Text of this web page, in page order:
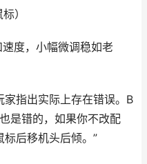
）
度，小幅微调稳如老
指出实际上存在错误。B
是错的，如果你不改配
后移机头后倾。”